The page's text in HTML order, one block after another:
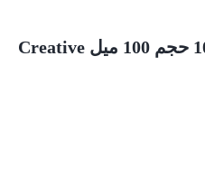
رنگ مو کریتیو شماره 10.0 حجم 100 میل Creative